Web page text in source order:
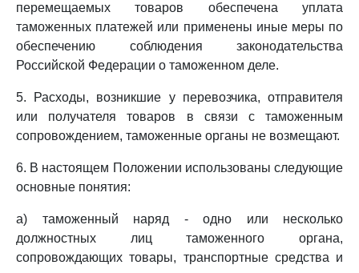
перемещаемых товаров обеспечена уплата
таможенных платежей или применены иные меры по
обеспечению соблюдения законодательства
Российской Федерации о таможенном деле.
5. Расходы, возникшие у перевозчика, отправителя
или получателя товаров в связи с таможенным
сопровождением, таможенные органы не возмещают.
6. В настоящем Положении использованы следующие
основные понятия:
а) таможенный наряд - одно или несколько
должностных лиц таможенного органа,
сопровождающих товары, транспортные средства и